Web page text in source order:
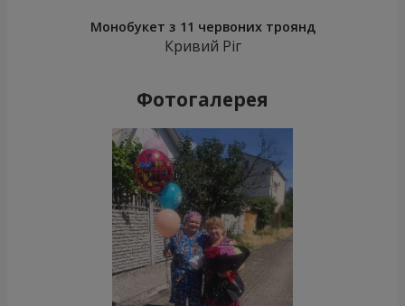
Монобукет з 11 червоних троянд
Кривий Ріг
Фотогалерея